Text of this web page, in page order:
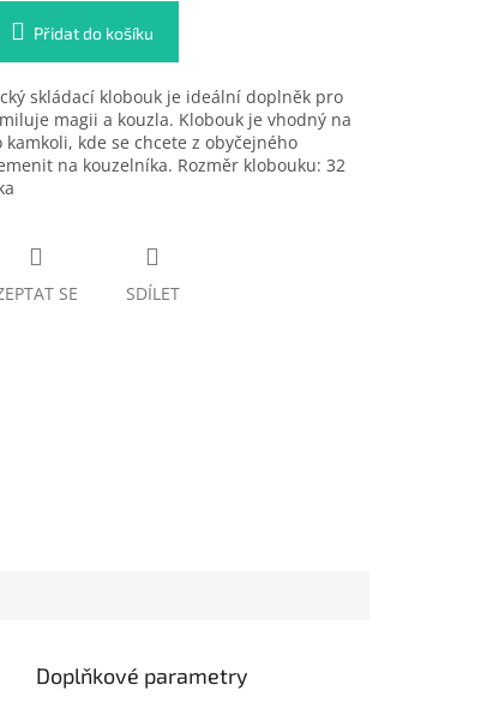
Přidat do košíku
skládací klobouk je ideální doplněk pro
magii a kouzla. Klobouk je vhodný na
kamkoli, kde se chcete z obyčejného
na kouzelníka. Rozměr klobouku: 32
SE SDÍLET
Doplňkové parametry